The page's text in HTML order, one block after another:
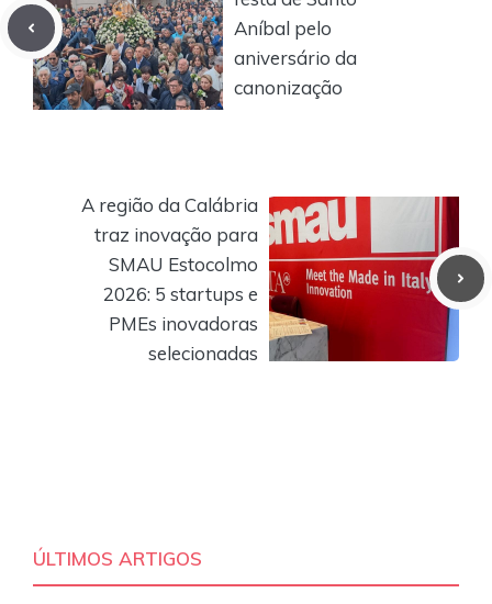
Aníbal pelo
aniversário da
canonização
A região da Calábria
traz inovação para
SMAU Estocolmo
2026: 5 startups e
PMEs inovadoras
selecionadas
ÚLTIMOS ARTIGOS